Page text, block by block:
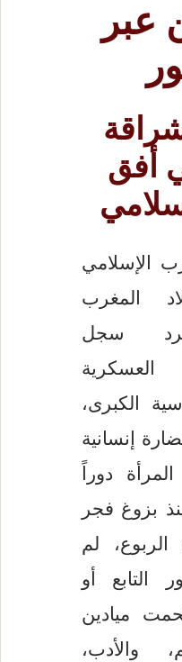
عبر
أفق
الإسلامي
المغرب
سجل
الكبرى،
إنسانية
دوراً
بزوغ فجر
لم
التابع أو
ميادين
والأدب،